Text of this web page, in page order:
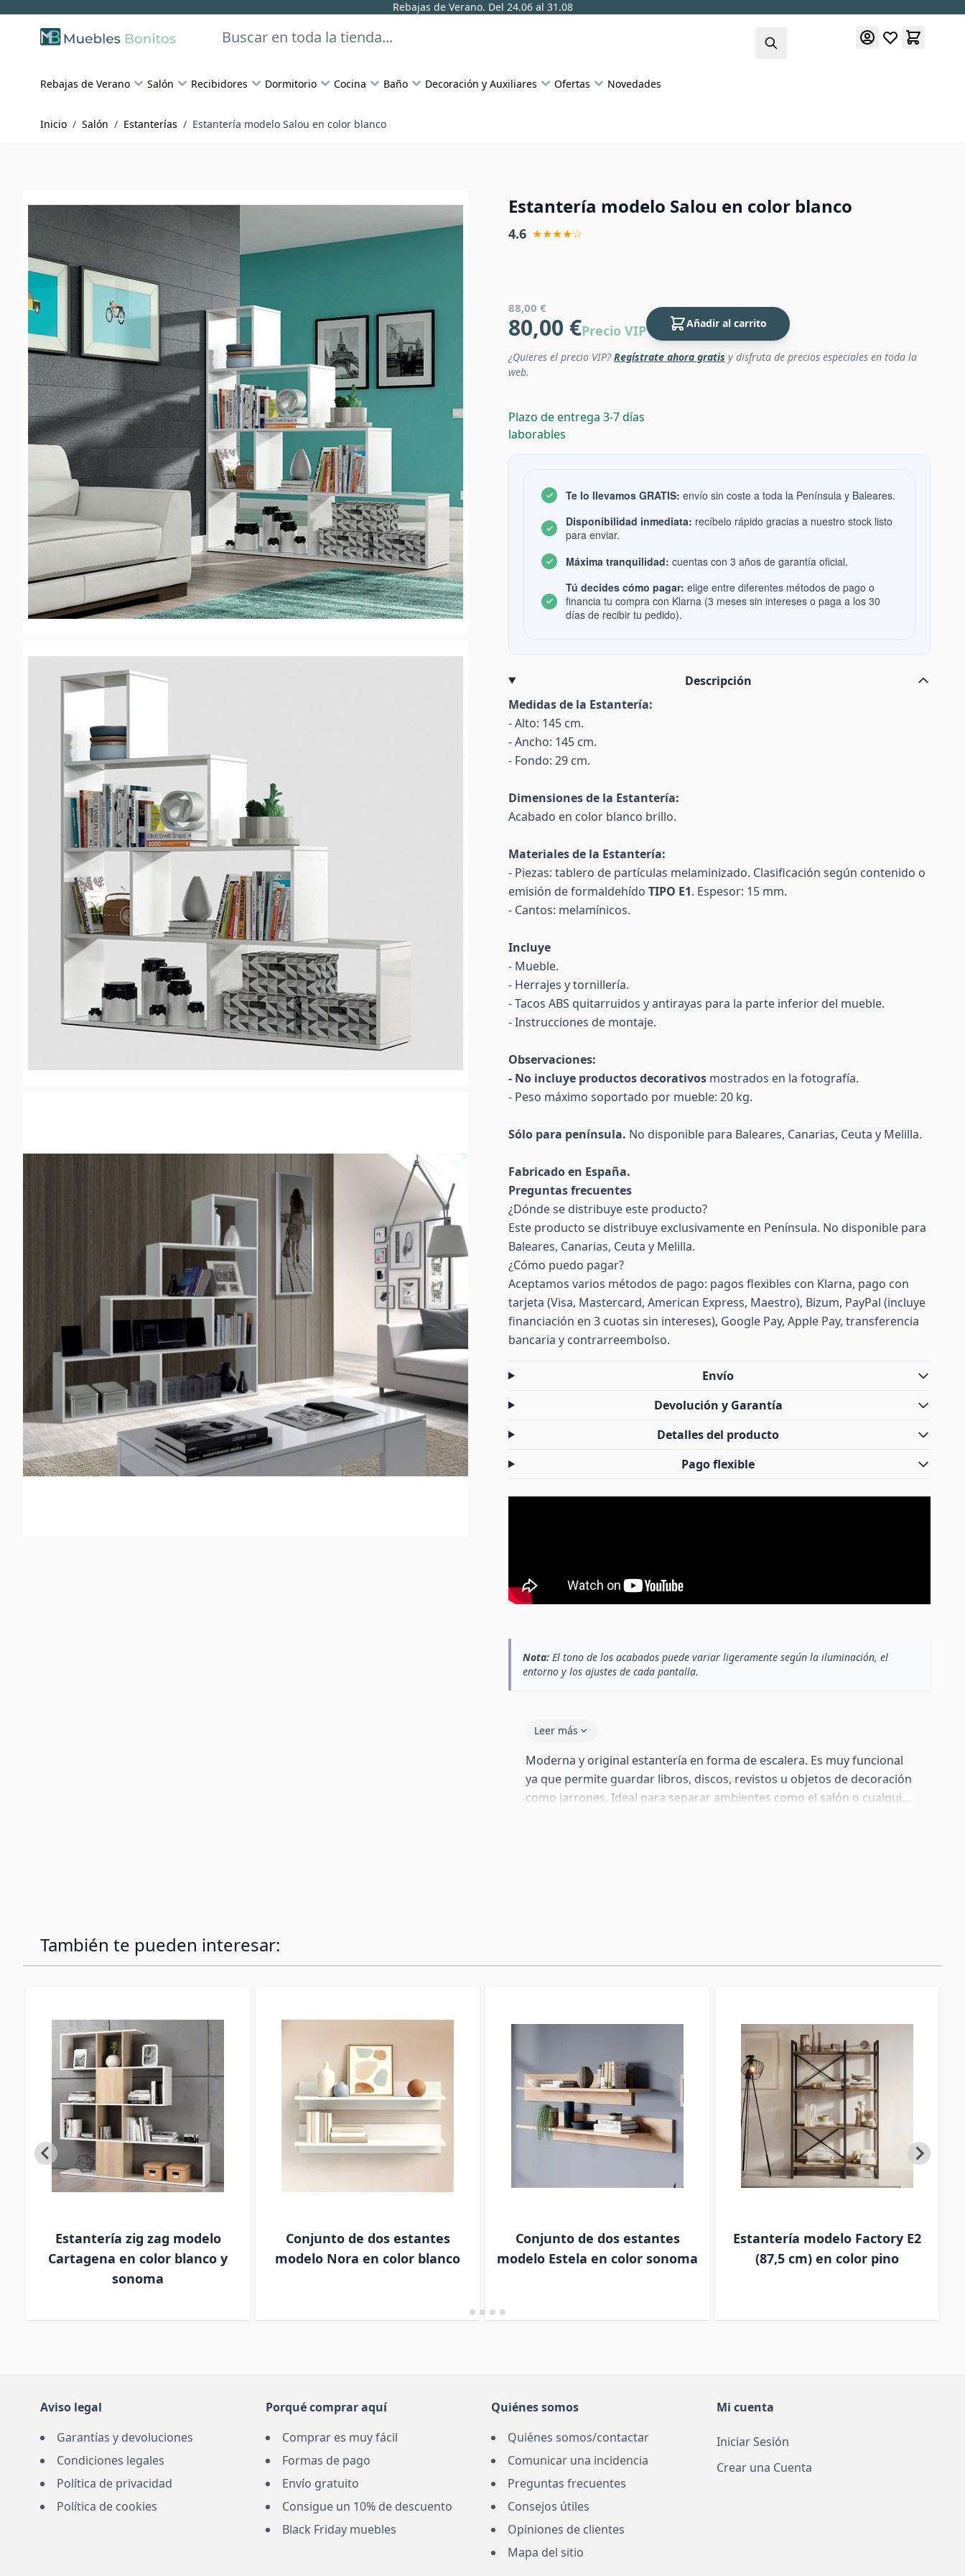
Rebajas de Verano. Del 24.06 al 31.08
Skip to Content
Buscar
Rebajas de Verano Salón Recibidores Dormitorio Cocina Baño Decoración y Auxiliares Ofertas Novedades
Inicio / Salón / Estanterías / Estantería modelo Salou en color blanco
Estantería modelo Salou en color blanco
4.6 ★★★★☆
88,00 €
80,00 €Precio VIP Añadir al carrito
¿Quieres el precio VIP?Regístrate ahora gratis y disfruta de precios especiales en toda la
web.
Plazo de entrega 3-7 días
laborables
Te lo llevamos GRATIS: envío sin coste a toda la Península y Baleares.
Disponibilidad inmediata: recíbelo rápido gracias a nuestro stock listo
para enviar.
Máxima tranquilidad: cuentas con 3 años de garantía oficial.
Tú decides cómo pagar: elige entre diferentes métodos de pago o
financia tu compra con Klarna (3 meses sin intereses o paga a los 30
días de recibir tu pedido).
Descripción
Medidas de la Estantería:
- Alto: 145 cm.
- Ancho: 145 cm.
- Fondo: 29 cm.
Dimensiones de la Estantería:
Acabado en color blanco brillo.
Materiales de la Estantería:
- Piezas: tablero de partículas melaminizado. Clasificación según contenido o
emisión de formaldehído TIPO E1. Espesor: 15 mm.
- Cantos: melamínicos.
Incluye
- Mueble.
- Herrajes y tornillería.
- Tacos ABS quitarruidos y antirayas para la parte inferior del mueble.
- Instrucciones de montaje.
Observaciones:
- No incluye productos decorativos mostrados en la fotografía.
- Peso máximo soportado por mueble: 20 kg.
Sólo para península. No disponible para Baleares, Canarias, Ceuta y Melilla.
Fabricado en España.
Preguntas frecuentes
¿Dónde se distribuye este producto?
Este producto se distribuye exclusivamente en Península. No disponible para
Baleares, Canarias, Ceuta y Melilla.
¿Cómo puedo pagar?
Aceptamos varios métodos de pago: pagos flexibles con Klarna, pago con
tarjeta (Visa, Mastercard, American Express, Maestro), Bizum, PayPal (incluye
financiación en 3 cuotas sin intereses), Google Pay, Apple Pay, transferencia
bancaria y contrarreembolso.
Envío
Devolución y Garantía
Detalles del producto
Pago flexible
Nota: El tono de los acabados puede variar ligeramente según la iluminación, el
entorno y los ajustes de cada pantalla.
Leer más
Moderna y original estantería en forma de escalera. Es muy funcional
ya que permite guardar libros, discos, revistos u objetos de decoración
como jarrones. Ideal para separar ambientes como el salón o cualquier
También te pueden interesar:
Estantería zig zag modelo
Cartagena en color blanco y
sonoma
Conjunto de dos estantes
modelo Nora en color blanco
Conjunto de dos estantes
modelo Estela en color sonoma
Estantería modelo Factory E2
(87,5 cm) en color pino
Aviso legal
Garantías y devoluciones
Condiciones legales
Política de privacidad
Política de cookies
Porqué comprar aquí
Comprar es muy fácil
Formas de pago
Envío gratuito
Consigue un 10% de descuento
Black Friday muebles
Quiénes somos
Quiénes somos/contactar
Comunicar una incidencia
Preguntas frecuentes
Consejos útiles
Opiniones de clientes
Mapa del sitio
Mi cuenta
Iniciar Sesión
Crear una Cuenta